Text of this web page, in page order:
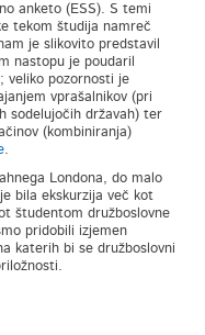
anketo (ESS). S temi
tekom študija namreč
je slikovito predstavil
nastopu je poudaril
veliko pozornosti je
vprašalnikov (pri
sodelujočih državah) ter
(kombiniranja)
.
Londona, do malo
bila ekskurzija več kot
študentom družboslovne
pridobili izjemen
katerih bi se družboslovni